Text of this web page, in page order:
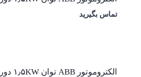
تماس بگیرید
الکتروموتور ABB توان ۱٫۵KW دور ۱۵۰۰